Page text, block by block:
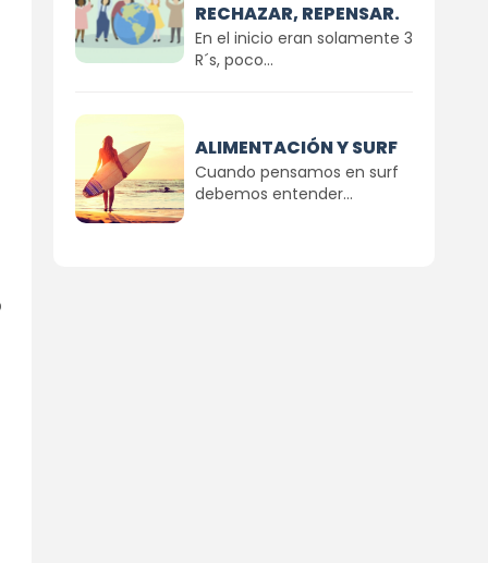
RECHAZAR, REPENSAR.
En el inicio eran solamente 3
R´s, poco...
ALIMENTACIÓN Y SURF
Cuando pensamos en surf
debemos entender...